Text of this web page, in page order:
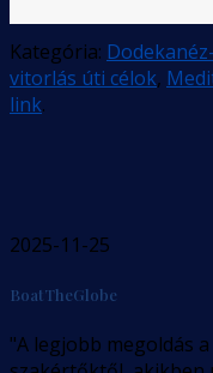
Kategória:
vitorlás úti célok,
link.
2025-11-25
BoatTheGlobe
"A legjobb megoldás